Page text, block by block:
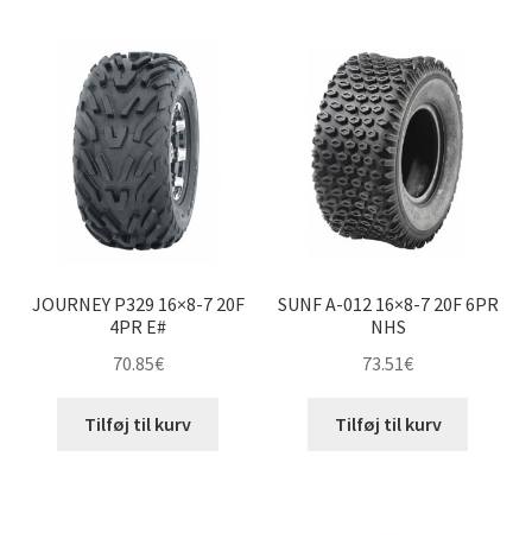
JOURNEY P329 16×8-7 20F
4PR E#
70.85€
Tilføj til kurv
SUNF A-012 16×8-7 20F 6PR
NHS
73.51€
Tilføj til kurv